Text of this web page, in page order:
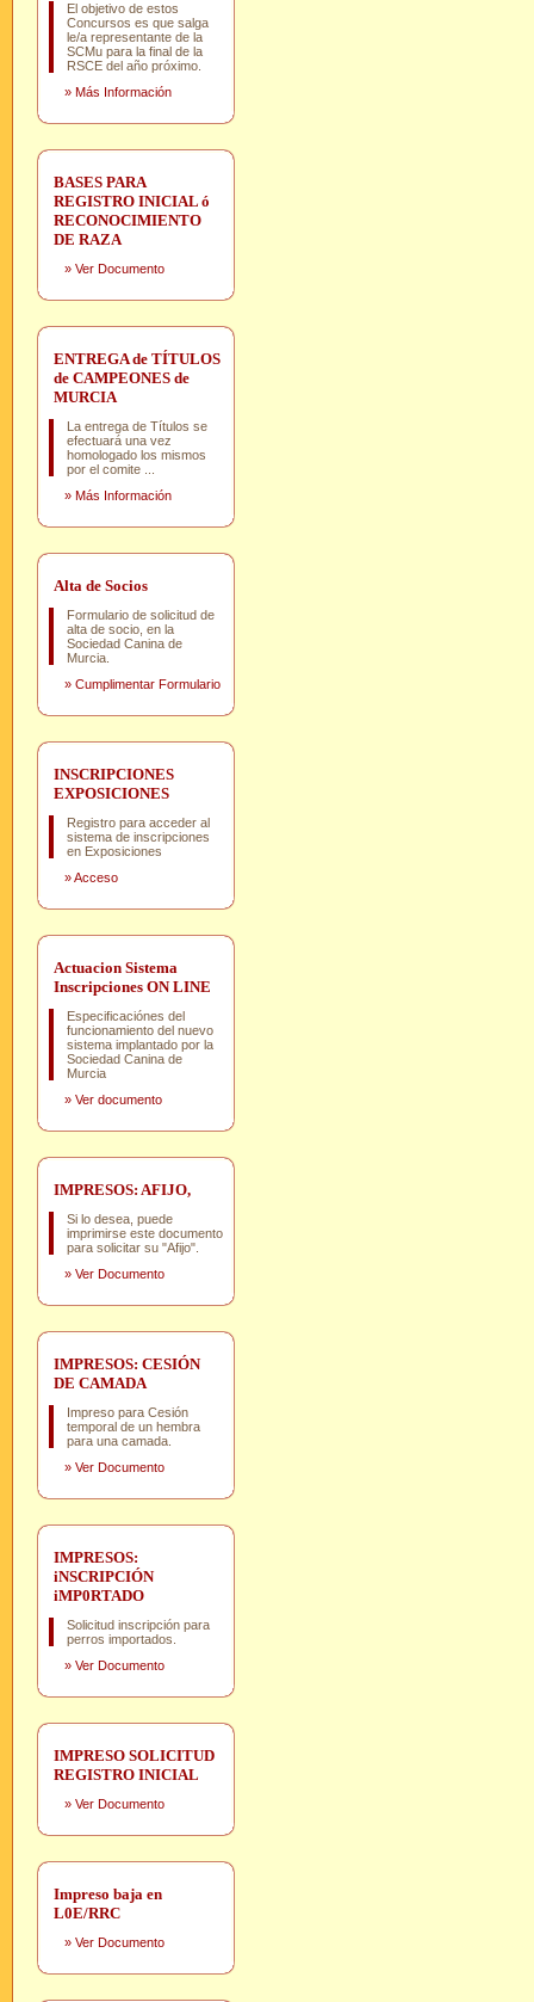
El objetivo de estos
Concursos es que salga
le/a representante de la
SCMu para la final de la
RSCE del año próximo.
» Más Información
BASES PARA
REGISTRO INICIAL ó
RECONOCIMIENTO
DE RAZA
» Ver Documento
ENTREGA de TÍTULOS
de CAMPEONES de
MURCIA
La entrega de Títulos se
efectuará una vez
homologado los mismos
por el comite ...
» Más Información
Alta de Socios
Formulario de solicitud de
alta de socio, en la
Sociedad Canina de
Murcia.
» Cumplimentar Formulario
INSCRIPCIONES
EXPOSICIONES
Registro para acceder al
sistema de inscripciones
en Exposiciones
»Acceso
Actuacion Sistema
Inscripciones ON LINE
Especificaciónes del
funcionamiento del nuevo
sistema implantado por la
Sociedad Canina de
Murcia
» Ver documento
IMPRESOS: AFIJO,
Si lo desea, puede
imprimirse este documento
para solicitar su "Afijo".
» Ver Documento
IMPRESOS: CESIÓN
DE CAMADA
Impreso para Cesión
temporal de un hembra
para una camada.
» Ver Documento
IMPRESOS:
iNSCRIPCIÓN
iMP0RTADO
Solicitud inscripción para
perros importados.
» Ver Documento
IMPRESO SOLICITUD
REGISTRO INICIAL
» Ver Documento
Impreso baja en
L0E/RRC
» Ver Documento